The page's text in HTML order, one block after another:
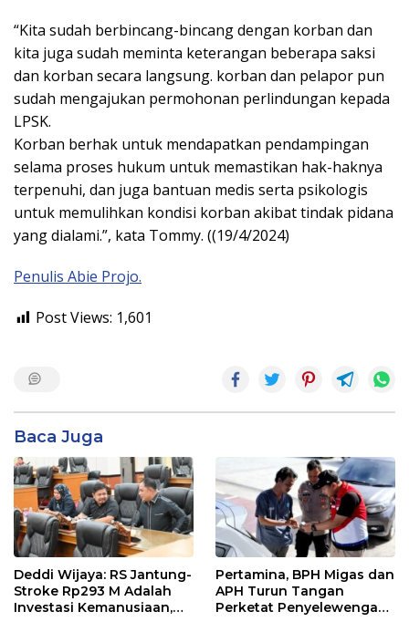
“Kita sudah berbincang-bincang dengan korban dan
kita juga sudah meminta keterangan beberapa saksi
dan korban secara langsung. korban dan pelapor pun
sudah mengajukan permohonan perlindungan kepada
LPSK.
Korban berhak untuk mendapatkan pendampingan
selama proses hukum untuk memastikan hak-haknya
terpenuhi, dan juga bantuan medis serta psikologis
untuk memulihkan kondisi korban akibat tindak pidana
yang dialami.”, kata Tommy. ((19/4/2024)
Penulis Abie Projo.
Post Views: 1,601
Baca Juga
Deddi Wijaya: RS Jantung-
Stroke Rp293 M Adalah
Investasi Kemanusiaan,
Pertamina, BPH Migas dan
APH Turun Tangan
Perketat Penyelewengan